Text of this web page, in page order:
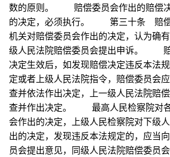
数的原则。 赔偿委员会作出的赔偿决
的决定，必须执行。 第三十条 赔偿
机关对赔偿委员会作出的决定，认为确
级人民法院赔偿委员会提出申诉。
决定生效后，如发现赔偿决定违反本法
定或者上级人民法院指令，赔偿委员会
查并依法作出决定，上一级人民法院赔
查并作出决定。 最高人民检察院对各
会作出的决定，上级人民检察院对下级
出的决定，发现违反本法规定的，应当
员会提出意见，同级人民法院赔偿委员